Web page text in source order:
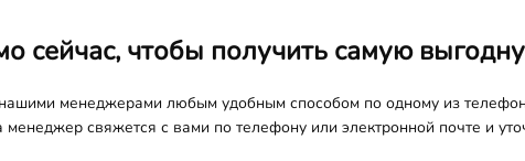
сейчас, чтобы получить самую
менеджерами любым удобным способом по одному из
свяжется с вами по телефону или электронной почте и